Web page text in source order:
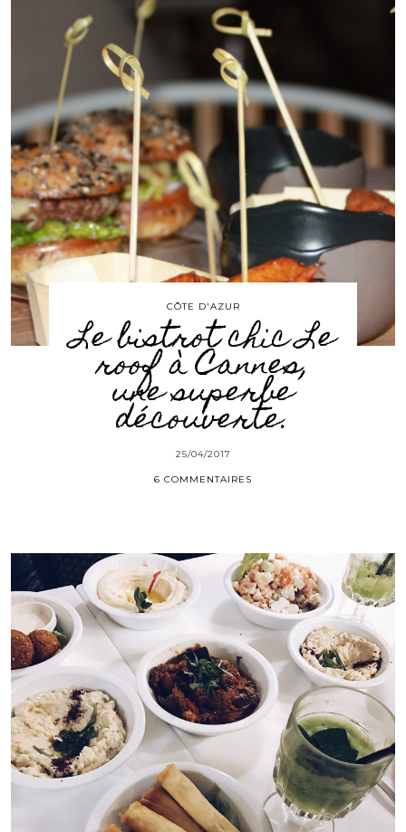
CÔTE D'AZUR
Le bistrot chic Le
roof à Cannes,
une superbe
découverte.
25/04/2017
6 COMMENTAIRES